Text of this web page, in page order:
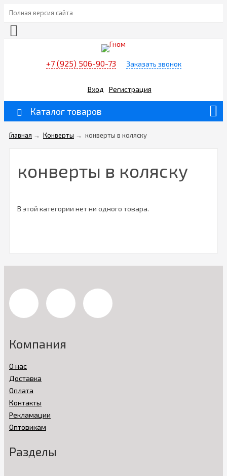
Полная версия сайта
+7 (925) 506-90-73 Заказать звонок
Вход Регистрация
Каталог товаров
Главная → Конверты → конверты в коляску
конверты в коляску
В этой категории нет ни одного товара.
Компания
О нас
Доставка
Оплата
Контакты
Рекламации
Оптовикам
Разделы